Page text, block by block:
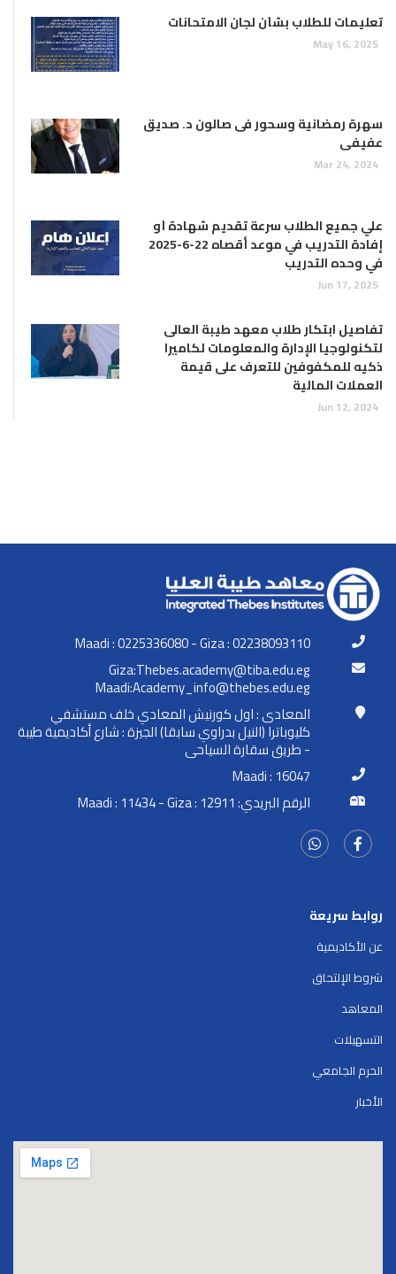
تعليمات للطلاب بشأن لجان الامتحانات
May 16, 2025
سهرة رمضانية وسحور فى صالون د. صديق
عفيفى
Mar 24, 2024
علي جميع الطلاب سرعة تقديم شهادة أو
إفادة التدريب في موعد أقصاه 22-6-2025
في وحده التدريب
Jun 17, 2025
تفاصيل ابتكار طلاب معهد طيبة العالى
لتكنولوجيا الإدارة والمعلومات لكاميرا
ذكيه للمكفوفين للتعرف على قيمة
العملات المالية
Jun 12, 2024
Maadi : 0225336080 - Giza : 02238093110
ge.ude.abit@ymedaca.sebehT:aziG
ge.ude.sebeht@ofni_ymedacA:idaaM
المعادى : اول كورنيش المعادي خلف مستشفي
كليوباترا (النيل بدراوي سابقا) الجيزة : شارع أكاديمية طيبة
- طريق سقارة السياحى
Maadi : 16047
الرقم البريدي: Maadi : 11434 - Giza : 12911
روابط سريعة
عن الأكاديمية
شروط الإلتحاق
المعاهد
التسهيلات
الحرم الجامعي
الأخبار